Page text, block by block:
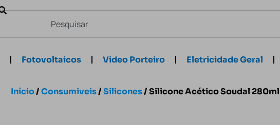
Fotovoltaicos Video Porteiro Eletricidade Geral
Início/Consumiveis/Silicones/ Silicone Acético Soudal